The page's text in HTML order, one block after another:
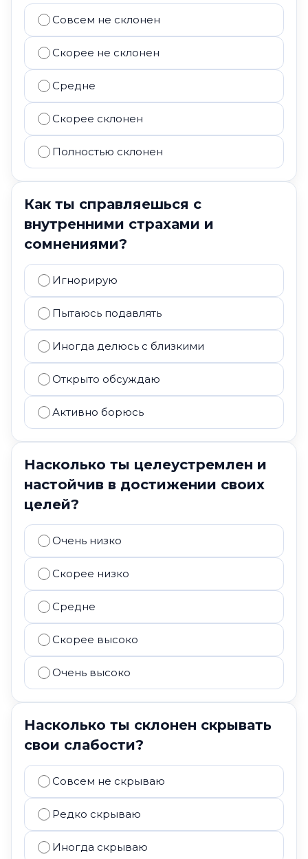
Совсем не склонен
Скорее не склонен
Средне
Скорее склонен
Полностью склонен
Как ты справляешься с
внутренними страхами и
сомнениями?
Игнорирую
Пытаюсь подавлять
Иногда делюсь с близкими
Открыто обсуждаю
Активно борюсь
Насколько ты целеустремлен и
настойчив в достижении своих
целей?
Очень низко
Скорее низко
Средне
Скорее высоко
Очень высоко
Насколько ты склонен скрывать
свои слабости?
Совсем не скрываю
Редко скрываю
Иногда скрываю